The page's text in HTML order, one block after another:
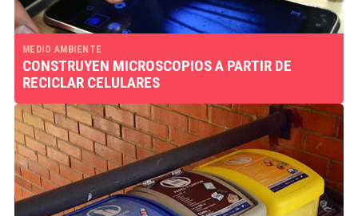
MEDIO AMBIENTE
CONSTRUYEN MICROSCOPIOS A PARTIR DE
RECICLAR CELULARES